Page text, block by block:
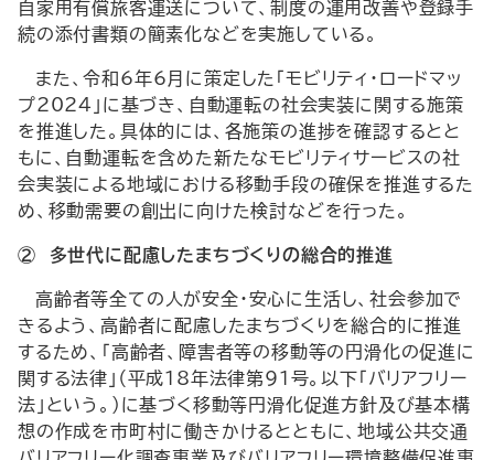
自家用有償旅客運送について、制度の運用改善や登録手
続の添付書類の簡素化などを実施している。
また、令和6年6月に策定した「モビリティ・ロードマッ
プ2024」に基づき、自動運転の社会実装に関する施策
を推進した。具体的には、各施策の進捗を確認するとと
もに、自動運転を含めた新たなモビリティサービスの社
会実装による地域における移動手段の確保を推進するた
め、移動需要の創出に向けた検討などを行った。
② 多世代に配慮したまちづくりの総合的推進
高齢者等全ての人が安全・安心に生活し、社会参加で
きるよう、高齢者に配慮したまちづくりを総合的に推進
するため、「高齢者、障害者等の移動等の円滑化の促進に
関する法律」（平成18年法律第91号。以下「バリアフリー
法」という。）に基づく移動等円滑化促進方針及び基本構
想の作成を市町村に働きかけるとともに、地域公共交通